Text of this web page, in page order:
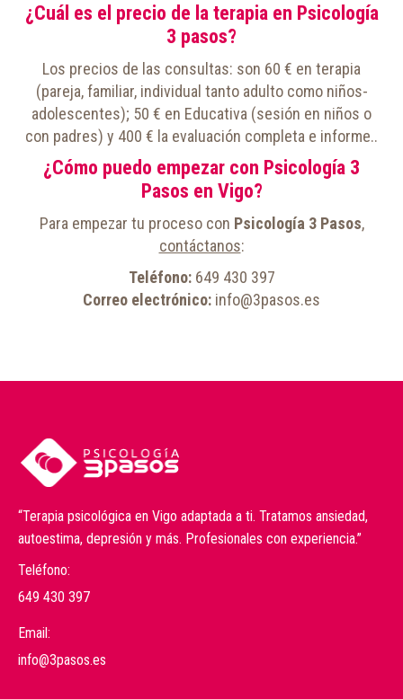
¿Cuál es el precio de la terapia en Psicología
3 pasos?
Los precios de las consultas: son 60 € en terapia
(pareja, familiar, individual tanto adulto como niños-
adolescentes); 50 € en Educativa (sesión en niños o
con padres) y 400 € la evaluación completa e informe..
¿Cómo puedo empezar con Psicología 3
Pasos en Vigo?
Para empezar tu proceso con Psicología 3 Pasos,
contáctanos:
Teléfono:649 430 397
Correo electrónico: info@3pasos.es
“Terapia psicológica en Vigo adaptada a ti. Tratamos ansiedad,
autoestima, depresión y más. Profesionales con experiencia.”
Teléfono:
649 430 397
Email:
info@3pasos.es